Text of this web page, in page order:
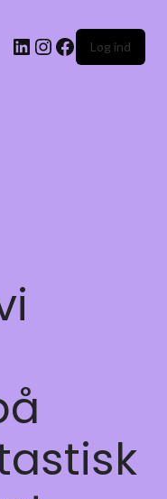
Log ind